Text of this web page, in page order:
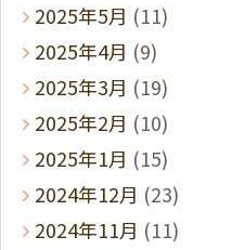
2025年5月 (11)
2025年4月 (9)
2025年3月 (19)
2025年2月 (10)
2025年1月 (15)
2024年12月 (23)
2024年11月 (11)